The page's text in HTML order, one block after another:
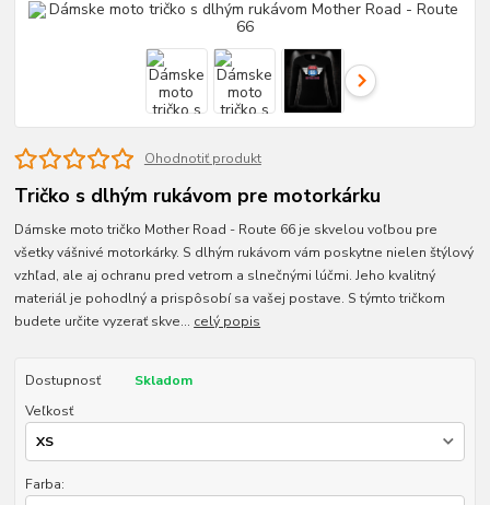
Ohodnotiť produkt
Tričko s dlhým rukávom pre motorkárku
Dámske moto tričko Mother Road - Route 66 je skvelou voľbou pre
všetky vášnivé motorkárky. S dlhým rukávom vám poskytne nielen štýlový
vzhľad, ale aj ochranu pred vetrom a slnečnými lúčmi. Jeho kvalitný
materiál je pohodlný a prispôsobí sa vašej postave. S týmto tričkom
budete určite vyzerať skve... celý popis
Dostupnosť
Skladom
Veľkosť
Farba: